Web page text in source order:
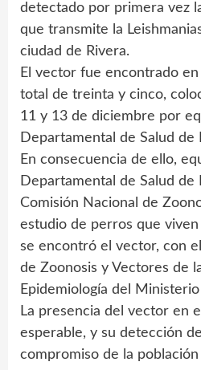
detectado por primera vez
que transmite la
ciudad de Rivera.
El vector fue encontrado
total de treinta y cinco,
11 y 13 de diciembre por
Departamental de Salud de
En consecuencia de ello,
Departamental de Salud de
Comisión Nacional de
estudio de perros que viven
se encontró el vector, con
de Zoonosis y Vectores de
Epidemiología del
La presencia del vector en
esperable, y su detección
compromiso de la